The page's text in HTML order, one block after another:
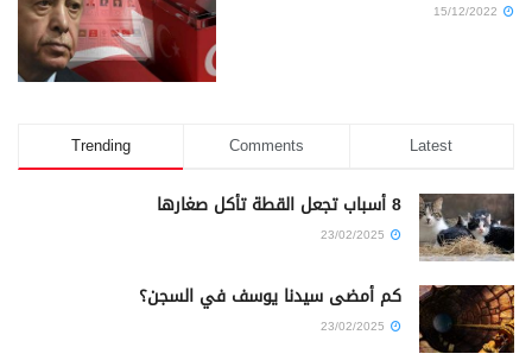
Trending Comments Latest
8 أسباب تجعل القطة تأكل صغارها
كم أمضى سيدنا يوسف في السجن؟